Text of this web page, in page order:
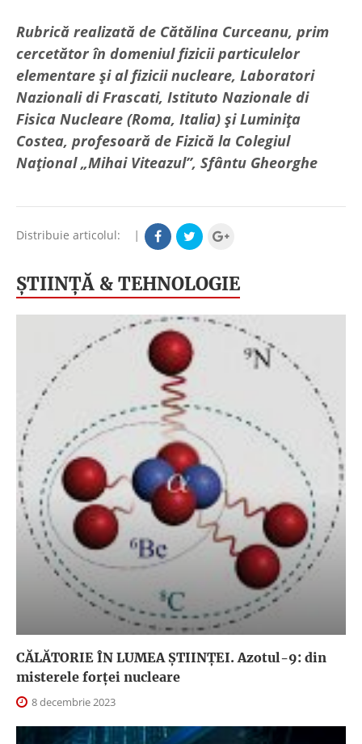
Rubrică realizată de Cătălina Curceanu, prim
cercetător în domeniul fizicii particulelor
elementare şi al fizicii nucleare, Laboratori
Nazionali di Frascati, Istituto Nazionale di
Fisica Nucleare (Roma, Italia) şi Luminiţa
Costea, profesoară de Fizică la Colegiul
Naţional „Mihai Viteazul”, Sfântu Gheorghe
Distribuie articolul: |
ŞTIINŢĂ & TEHNOLOGIE
CĂLĂTORIE ÎN LUMEA ȘTIINȚEI. Azotul-9: din
misterele forței nucleare
8 decembrie 2023